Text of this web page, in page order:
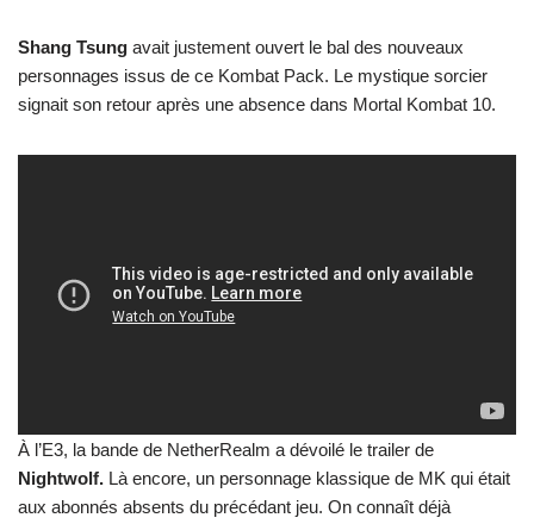
Shang Tsung avait justement ouvert le bal des nouveaux
personnages issus de ce Kombat Pack. Le mystique sorcier
signait son retour après une absence dans Mortal Kombat 10.
À l’E3, la bande de NetherRealm a dévoilé le trailer de
Nightwolf. Là encore, un personnage klassique de MK qui était
aux abonnés absents du précédant jeu. On connaît déjà